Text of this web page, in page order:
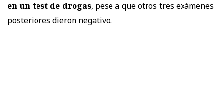
en un test de drogas, pese a que otros tres exámenes
posteriores dieron negativo.